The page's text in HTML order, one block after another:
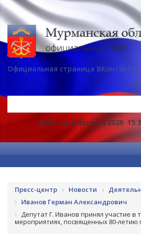
Официальная страница ВКонтакте
Суббота, 8 Августа 2026
Пресс-центр Новости
Иванов Герман Александрович
Депутат Г. Иванов принял участие в
мероприятиях, посвященных 80-летию